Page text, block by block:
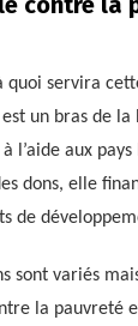
quoi servira
est un bras de
l’aide aux
dons, elle
de
sont variés
la pauvreté